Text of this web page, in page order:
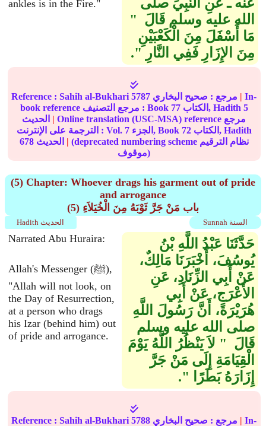
ankles is in the Fire."
الله عليه وسلم قَالَ ‏ "‏
مَا أَسْفَلَ مِنَ الْكَعْبَيْنِ
مِنَ الإِزَارِ فَفِي النَّارِ ‏"‏‏.‏
Reference :Sahih al-Bukhari 5787 مرجع : صحيح البخاري | In-
book reference مرجع التصنيف : Book 77 الكتاب, Hadith 5
| Online translation (USC-MSA) reference مرجع
الترجمة على الإنترنت : Vol. 7 الجزء, Book 72
الكتاب, Hadith
678
| (deprecated numbering scheme نظام الترقيم
موقوف)
(5) Chapter: Whoever drags his garment out of pride
and arrogance
(5) باب مَنْ جَرَّ ثَوْبَهُ مِنَ الْخُيَلاَءِ
Sunnah السنة Hadith الحديث
Narrated Abu Huraira:
Allah's Messenger (ﷺ),
"Allah will not look, on
the Day of Resurrection,
at a person who drags
his Izar (behind him) out
of pride and arrogance.
حَدَّثَنَا عَبْدُ اللَّهِ بْنُ
يُوسُفَ، أَخْبَرَنَا مَالِكٌ،
عَنْ أَبِي الزِّنَادِ، عَنِ
الأَعْرَجِ، عَنْ أَبِي
هُرَيْرَةَ، أَنَّ رَسُولَ اللَّهِ
صلى الله عليه وسلم
قَالَ ‏ "‏ لاَ يَنْظُرُ اللَّهُ يَوْمَ
الْقِيَامَةِ إِلَى مَنْ جَرَّ
إِزَارَهُ بَطَرًا ‏"‏‏.‏
Reference :Sahih al-Bukhari 5788 مرجع : صحيح البخاري | In-